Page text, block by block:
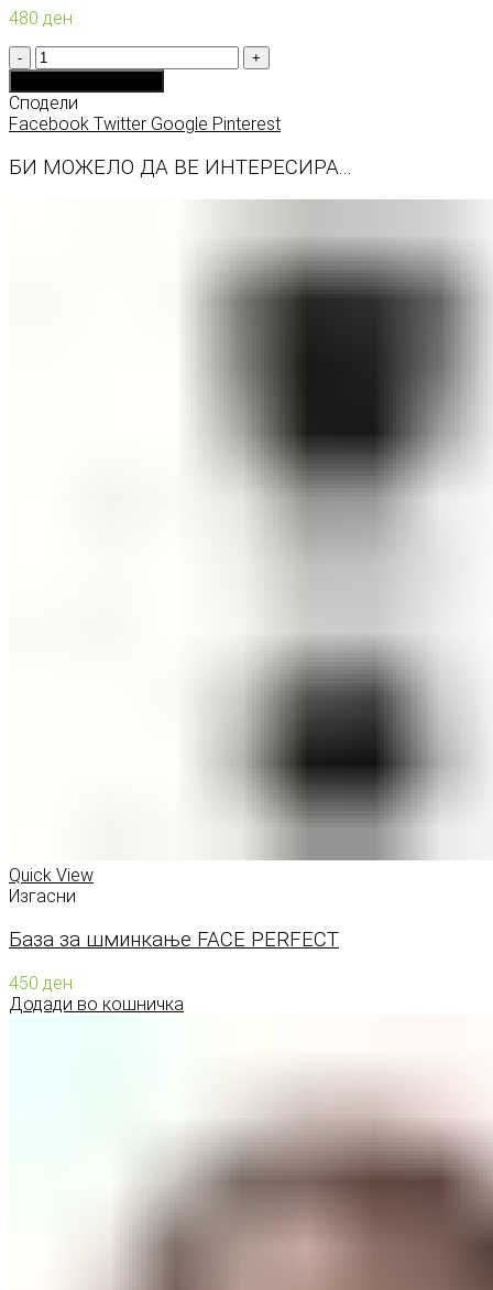
480 ден
Количина
Сподели
Facebook Twitter Google Pinterest
БИ МОЖЕЛО ДА ВЕ ИНТЕРЕСИРА...
Quick View
Изгасни
База за шминкање FACE PERFECT
450 ден
Додади во кошничка